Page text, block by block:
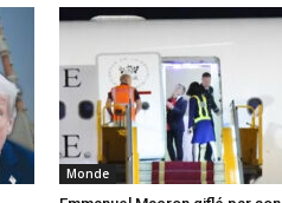
Monde